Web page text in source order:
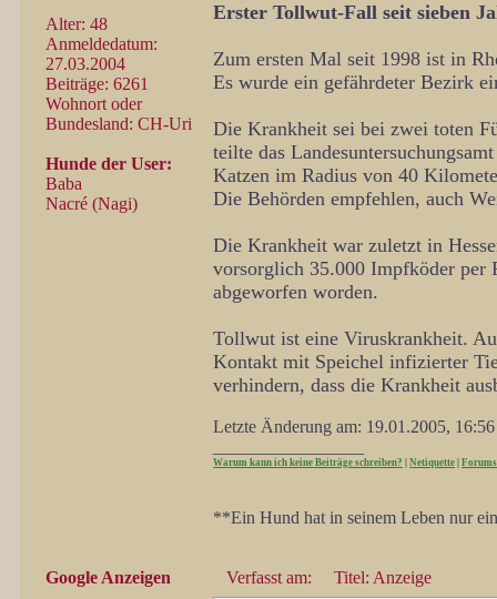
Alter: 48
Anmeldedatum:
27.03.2004
Beiträge: 6261
Wohnort oder
Bundesland: CH-Uri
Hunde der User:
Baba
Nacré (Nagi)
Erster Tollwut-Fall seit sieben
Zum ersten Mal seit 1998 ist in
Es wurde ein gefährdeter Bezirk
Die Krankheit sei bei zwei toten
teilte das
Katzen im Radius von 40
Die Behörden empfehlen, auch
Die Krankheit war zuletzt in
vorsorglich 35.000 Impfköder per
abgeworfen worden.
Tollwut ist eine Viruskrankheit.
Kontakt mit Speichel infizierter
verhindern, dass die Krankheit
Letzte Änderung am: 19.01.2005,
Warum kann ich keine Beiträge schreiben? Netiquette
**Ein Hund hat in seinem Leben nur
Google Anzeigen Verfasst am: Titel: Anzeige